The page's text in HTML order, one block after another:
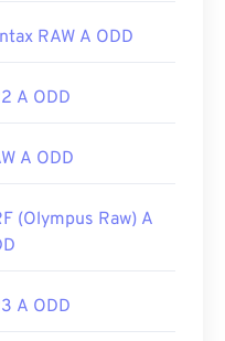
file-
tiff-file-extension
RAW A ODD
A ODD
A ODD
(Olympus Raw) A
A ODD